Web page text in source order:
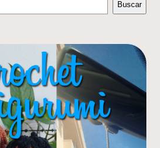
Buscar